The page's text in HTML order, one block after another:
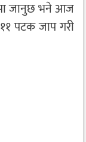
जानुछ भने आज
पटक जाप गरी